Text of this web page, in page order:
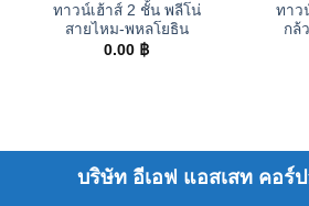
ทาวน์เฮ้าส์ 2 ชั้น พลีโน่
สายไหม-พหลโยธิน
0.00 ฿
ทาว
กล้
บริษัท อีเอฟ แอสเสท คอร์